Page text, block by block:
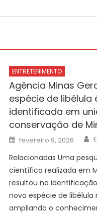
ENTRETENIMENTO
Agência Minas
espécie de libélula
identificada em
conservação de
Posted
on
fevereiro 9, 2026
Relacionadas Uma
científica realizada em
resultou na
nova espécie de libélula
ampliando o